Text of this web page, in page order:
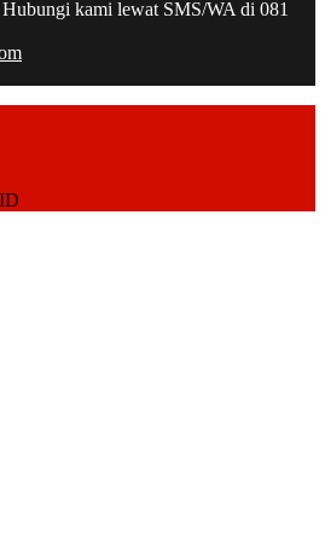
kami lewat SMS/WA di 081